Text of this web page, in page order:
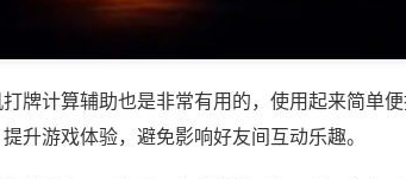
牌计算辅助也是非常有用的，使用起来简单
升游戏体验，避免影响好友间互动乐趣。